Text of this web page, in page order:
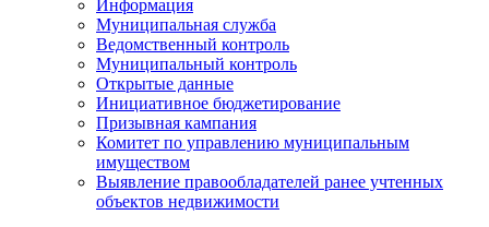
Информация
Муниципальная служба
Ведомственный контроль
Муниципальный контроль
Открытые данные
Инициативное бюджетирование
Призывная кампания
Комитет по управлению муниципальным
имуществом
Выявление правообладателей ранее учтенных
объектов недвижимости